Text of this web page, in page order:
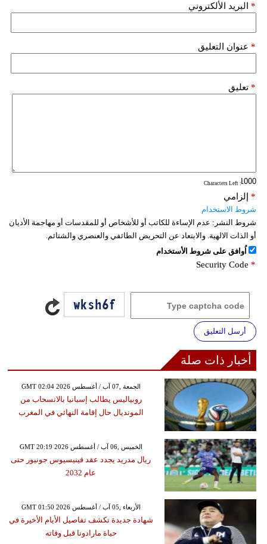
البريد الألكتروني *
عنوان التعليق *
تعليق *
: Characters Left
إلزامي *
شروط الاستخدام
شروط النشر: عدم الإساءة للكاتب أو للأشخاص أو للمقدسات أو مهاجمة الأديان
أو الذات الالهية. والابتعاد عن التحريض الطائفي والعنصري والشتائم.
اُوافق على شروط الأستخدام
Security Code *
أرسل التعليق
أخبار ذات صلة
GMT 02:04 2026 الجمعة ,07 آب / أغسطس
روبياليس يطالب إسبانيا بالانسحاب من
المونديال حال إقامة النهائي في المغرب
GMT 20:19 2026 الخميس ,06 آب / أغسطس
ريال مدريد يجدد عقد فينيسيوس جونيور حتى
عام 2032
GMT 01:50 2026 الأربعاء ,05 آب / أغسطس
شهادة جديدة تكشف تفاصيل الأيام الأخيرة في
حياة مارادونا قبل وفاته